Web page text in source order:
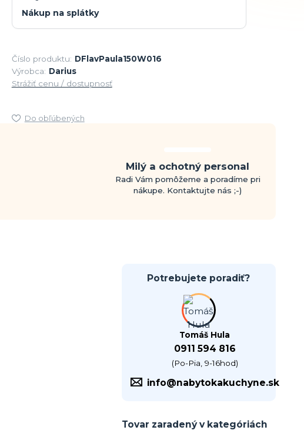
Nákup na splátky
Číslo produktu: DFlavPaula150W016
Výrobca: Darius
Strážiť cenu / dostupnosť
Do obľúbených
Milý a ochotný personal
Radi Vám pomôžeme a poradíme pri
nákupe. Kontaktujte nás ;-)
Potrebujete poradiť?
Tomáš Hula
0911 594 816
(Po-Pia, 9-16hod)
info@nabytokakuchyne.sk
Tovar zaradený v kategóriách